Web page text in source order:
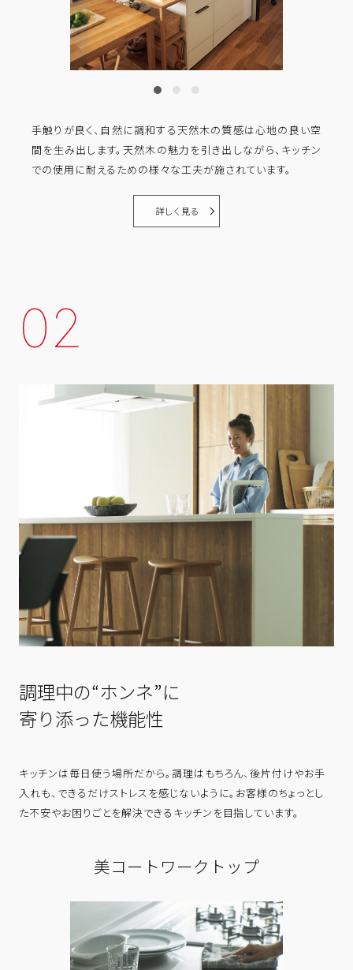
手触りが良く、自然に調和する天然木の質感は心地の良い空
間を生み出します。天然木の魅力を引き出しながら、キッチン
での使用に耐えるための様々な工夫が施されています。
詳しく見る
02
調理中の“ホンネ”に
寄り添った機能性
キッチンは毎日使う場所だから。調理はもちろん、後片付けやお手
入れも、できるだけストレスを感じないように。お客様のちょっとし
た不安やお困りごとを解決できるキッチンを目指しています。
美コートワークトップ